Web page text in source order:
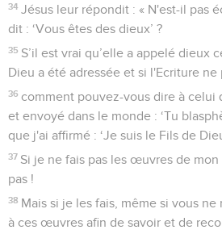
34 Jésus leur répondit : « N'est-il pas
dit : ‘Vous êtes des dieux’ ?
35 S’il est vrai qu’elle a appelé dieux
Dieu a été adressée et si l'Ecriture ne
36 comment pouvez-vous dire à celui
et envoyé dans le monde : ‘Tu
que j'ai affirmé : ‘Je suis le Fils de
37 Si je ne fais pas les œuvres de mon
pas !
38 Mais si je les fais, même si vous ne
à ces œuvres afin de savoir et de